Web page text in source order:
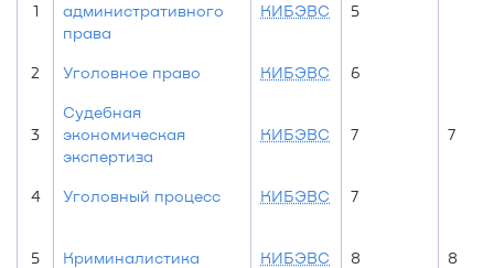
1
административного
права
КИБЭВС 5
2 Уголовное право КИБЭВС 6
3
Судебная
экономическая
экспертиза
КИБЭВС 7 7
4 Уголовный процесс КИБЭВС 7
5 Криминалистика КИБЭВС 8 8